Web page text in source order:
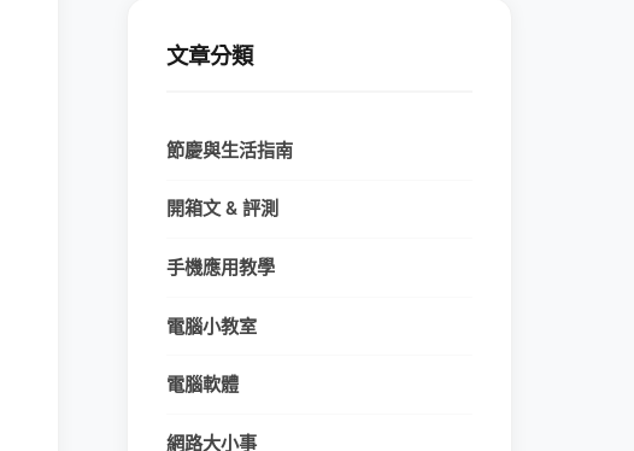
文章分類
節慶與生活指南
開箱文 & 評測
手機應用教學
電腦小教室
電腦軟體
網路大小事